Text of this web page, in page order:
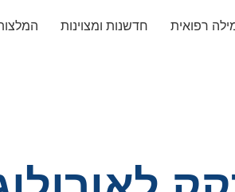
רפואית חדשנות ומצוינות